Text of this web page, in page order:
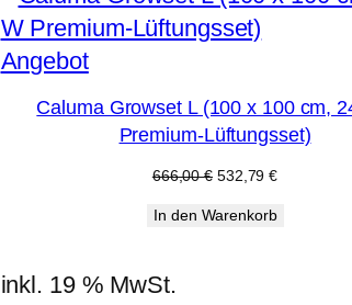
AngebotProdukt
Angebot
Caluma Growset L (100 x 100 cm,
Premium-Lüftungsset)
666,00€ Ursprünglicher
war:
532,79€Aktueller
ist:
In den Warenkorb
inkl. 19 % MwSt.